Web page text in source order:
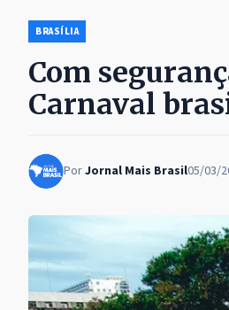
BRASÍLIA
Com
Carnaval
PorJornal Mais Brasil05/03/